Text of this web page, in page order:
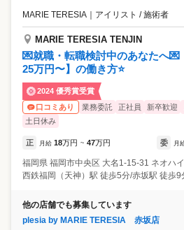
MARIE TERESIA アイリスト / 施術者
MARIE TERESIA TENJIN
💌就職・転職検討中のあなたへ💌
25万円〜】の働き方⭐
2024 優秀賞受賞
口コミあり
業務委託 正社員 新卒歓迎
土日休み
正 月給 18万円 ~ 47万円 委 月
福岡県 福岡市中央区 大名1-15-31 ネオハ
西鉄福岡（天神）駅 徒歩5分/赤坂駅 徒歩
他の店舗でも募集しています
plesia by MARIE TERESIA 赤坂店